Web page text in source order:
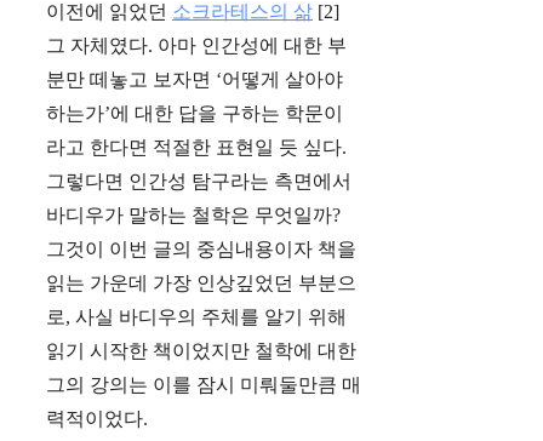
이전에 읽었던 소크라테스의 삶 [2]
그 자체였다. 아마 인간성에 대한 부
분만 떼놓고 보자면 ‘어떻게 살아야
하는가’에 대한 답을 구하는 학문이
라고 한다면 적절한 표현일 듯 싶다.
그렇다면 인간성 탐구라는 측면에서
바디우가 말하는 철학은 무엇일까?
그것이 이번 글의 중심내용이자 책을
읽는 가운데 가장 인상깊었던 부분으
로, 사실 바디우의 주체를 알기 위해
읽기 시작한 책이었지만 철학에 대한
그의 강의는 이를 잠시 미뤄둘만큼 매
력적이었다.